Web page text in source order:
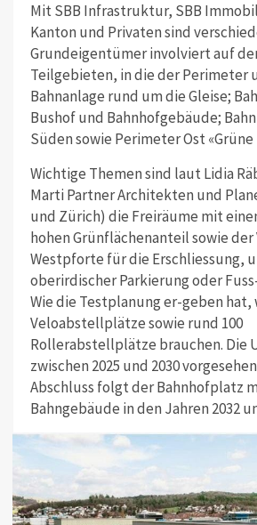
Mit SBB Infrastruktur, SBB
Kanton und Privaten sind
Grundeigentümer involviert auf
Teilgebieten, in die der Perimeter
Bahnanlage rund um die Gleise;
Bushof und Bahnhofgebäude;
Süden sowie Perimeter Ost «Grüne
Wichtige Themen sind laut Lidia
Marti Partner Architekten und
und Zürich) die Freiräume mit
hohen Grünflächenanteil sowie
Westpforte für die Erschliessung,
oberirdischer Parkierung oder
Wie die Testplanung er-geben hat,
Veloabstellplätze sowie rund 100
Rollerabstellplätze brauchen. Die
zwischen 2025 und 2030
Abschluss folgt der Bahnhofplatz
Bahngebäude in den Jahren 2032